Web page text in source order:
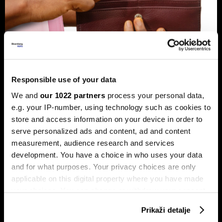
Responsible use of your data
We and our 1022 partners process your personal data,
e.g. your IP-number, using technology such as cookies to
store and access information on your device in order to
serve personalized ads and content, ad and content
measurement, audience research and services
development. You have a choice in who uses your data
and for what purposes. Your privacy choices are only
applicable on this digital property where you have made
your choices. You can change or withdraw your consent
Prikaži detalje
Banke traže veći limit za potrošačke
kredite: Prag od 50.000 KM prenizak
Banke u Bosni i Hercegovini (BiH) traže povećanje limita za
potrošačke, odnosno nenamjenske kredite sa sadašnjih
50.000 KM, tvrdeći da taj prag više ne odgovara rastu
plata i životnih troškova.